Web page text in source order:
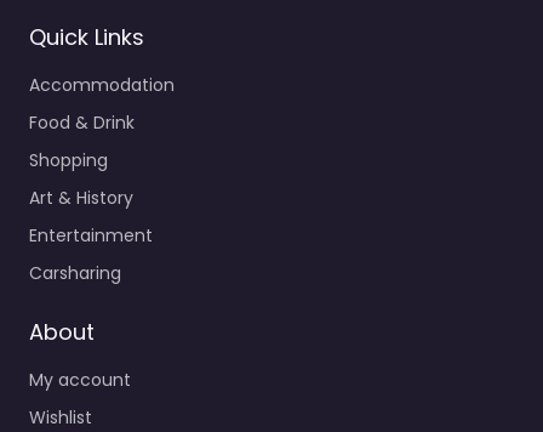
Quick Links
Accommodation
Food & Drink
Shopping
Art & History
Entertainment
Carsharing
About
My account
Wishlist